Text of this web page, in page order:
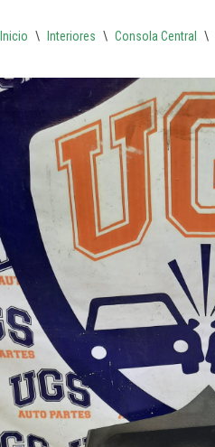
Inicio \ Interiores \ Consola Central \